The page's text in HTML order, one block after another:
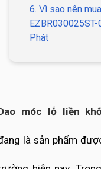
6. Vì sao nên
Phát
móc lỗ liền
là sản phẩm